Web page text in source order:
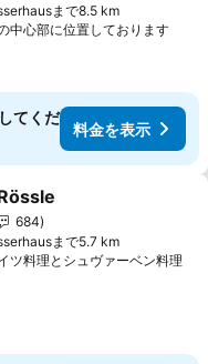
まで8.5 km
中心部に位置しております料金
てくだ
料金を表示
りに追加
684
まで5.7 km
ツ料理とシュヴァーベン料理料